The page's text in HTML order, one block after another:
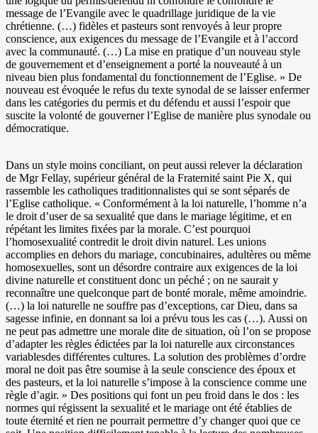
message de l’Evangile avec le quadrillage juridique de la vie
chrétienne. (…) fidèles et pasteurs sont renvoyés à leur propre
conscience, aux exigences du message de l’Evangile et à l’accord
avec la communauté. (…) La mise en pratique d’un nouveau style
de gouvernement et d’enseignement a porté la nouveauté à un
niveau bien plus fondamental du fonctionnement de l’Eglise. » De
nouveau est évoquée le refus du texte synodal de se laisser enfermer
dans les catégories du permis et du défendu et aussi l’espoir que
suscite la volonté de gouverner l’Eglise de manière plus synodale ou
démocratique.
Dans un style moins conciliant, on peut aussi relever la déclaration
de Mgr Fellay, supérieur général de la Fraternité saint Pie X, qui
rassemble les catholiques traditionnalistes qui se sont séparés de
l’Eglise catholique. « Conformément à la loi naturelle, l’homme n’a
le droit d’user de sa sexualité que dans le mariage légitime, et en
répétant les limites fixées par la morale. C’est pourquoi
l’homosexualité contredit le droit divin naturel. Les unions
accomplies en dehors du mariage, concubinaires, adultères ou même
homosexuelles, sont un désordre contraire aux exigences de la loi
divine naturelle et constituent donc un péché ; on ne saurait y
reconnaître une quelconque part de bonté morale, même amoindrie.
(…) la loi naturelle ne souffre pas d’exceptions, car Dieu, dans sa
sagesse infinie, en donnant sa loi a prévu tous les cas (…). Aussi on
ne peut pas admettre une morale dite de situation, où l’on se propose
d’adapter les règles édictées par la loi naturelle aux circonstances
variablesdes différentes cultures. La solution des problèmes d’ordre
moral ne doit pas être soumise à la seule conscience des époux et
des pasteurs, et la loi naturelle s’impose à la conscience comme une
règle d’agir. » Des positions qui font un peu froid dans le dos : les
normes qui régissent la sexualité et le mariage ont été établies de
toute éternité et rien ne pourrait permettre d’y changer quoi que ce